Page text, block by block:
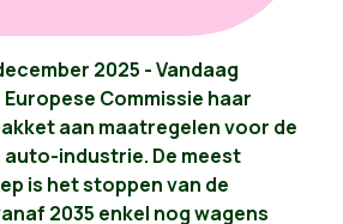
2025 - Vandaag
Commissie haar
aan maatregelen voor de
industrie. De meest
is het stoppen van de
2035 enkel nog wagens